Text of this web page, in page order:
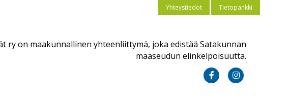
Yhteystiedot Tietopankki
ry on maakunnallinen yhteenliittymä, joka edistää Satakunnan
maaseudun elinkelpoisuutta.